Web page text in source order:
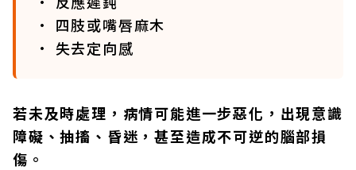
• 四肢或嘴唇麻木
• 失去定向感
若未及時處理，病情可能進一步惡化，出現意識
障礙、抽搐、昏迷，甚至造成不可逆的腦部損
傷。